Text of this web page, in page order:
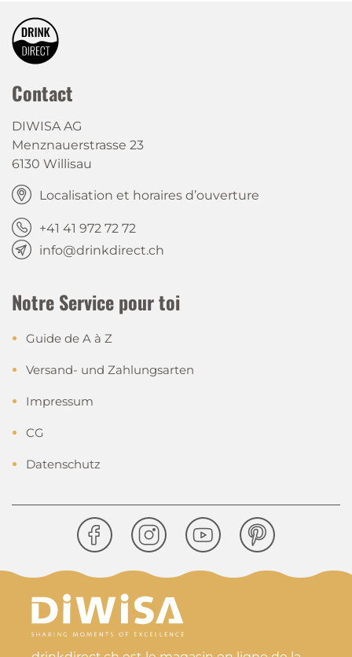
Contact
DIWISA AG
Menznauerstrasse 23
6130 Willisau
Localisation et horaires d’ouverture
+41 41 972 72 72
info@drinkdirect.ch
Notre Service pour toi
Guide de A à Z
Versand- und Zahlungsarten
Impressum
CG
Datenschutz